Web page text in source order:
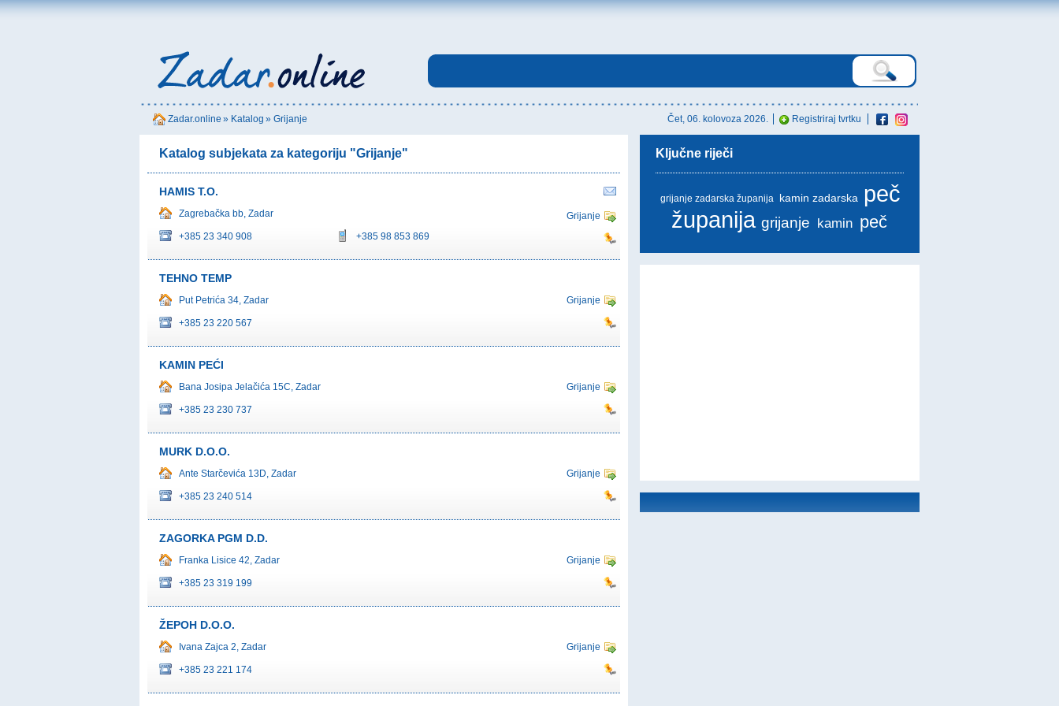
Zadar.online » Katalog » Grijanje Čet, 06. kolovoza 2026. Registriraj tvrtku
Katalog subjekata za kategoriju "Grijanje"
HAMIS T.O.
Zagrebačka bb, Zadar
Grijanje
+385 23 340 908
+385 98 853 869
TEHNO TEMP
Put Petrića 34, Zadar Grijanje
+385 23 220 567
KAMIN PEĆI
Bana Josipa Jelačića 15C, Zadar Grijanje
+385 23 230 737
MURK D.O.O.
Ante Starčevića 13D, Zadar Grijanje
+385 23 240 514
ZAGORKA PGM D.D.
Franka Lisice 42, Zadar Grijanje
+385 23 319 199
ŽEPOH D.O.O.
Ivana Zajca 2, Zadar Grijanje
+385 23 221 174
Ključne riječi
grijanje zadarska županija kamin zadarska
peč
županija grijanje kamin peč